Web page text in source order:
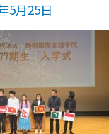
5月25日